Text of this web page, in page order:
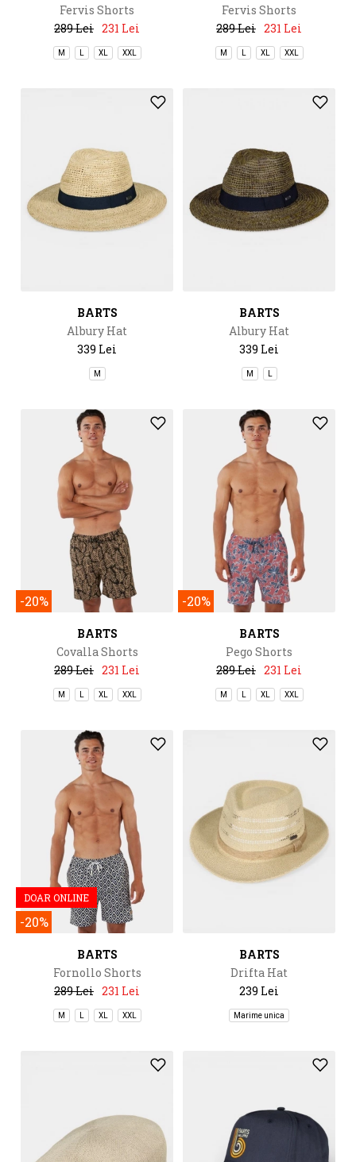
Fervis Shorts
289 Lei 231 Lei
M XL XXL
Fervis Shorts
289 Lei 231 Lei
M XL XXL
BARTS
Albury Hat
339 Lei
M
BARTS
Albury Hat
339 Lei
M
-20%
BARTS
Covalla Shorts
289 Lei 231 Lei
M XL XXL
-20%
BARTS
Pego Shorts
289 Lei 231 Lei
M XL XXL
DOAR ONLINE
-20%
BARTS
Fornollo Shorts
289 Lei 231 Lei
M XL XXL
BARTS
Drifta Hat
239 Lei
Marime unica